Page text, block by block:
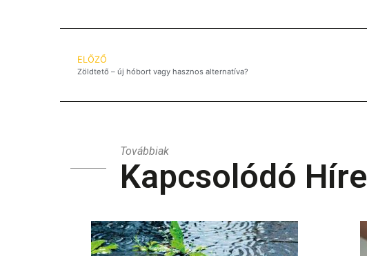
ELŐZŐ
Zöldtető – új hóbort vagy hasznos alternatíva?
Továbbiak
Kapcsolódó